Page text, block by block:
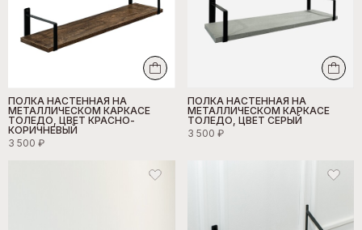
ПОЛКА НАСТЕННАЯ НА
МЕТАЛЛИЧЕСКОМ КАРКАСЕ
ТОЛЕДО, ЦВЕТ КРАСНО-
КОРИЧНЕВЫЙ
3 500 ₽
ПОЛКА НАСТЕННАЯ НА
МЕТАЛЛИЧЕСКОМ КАРКАСЕ
ТОЛЕДО, ЦВЕТ СЕРЫЙ
3 500 ₽